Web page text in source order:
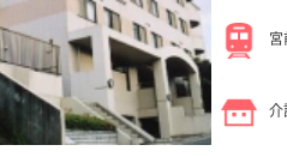
介